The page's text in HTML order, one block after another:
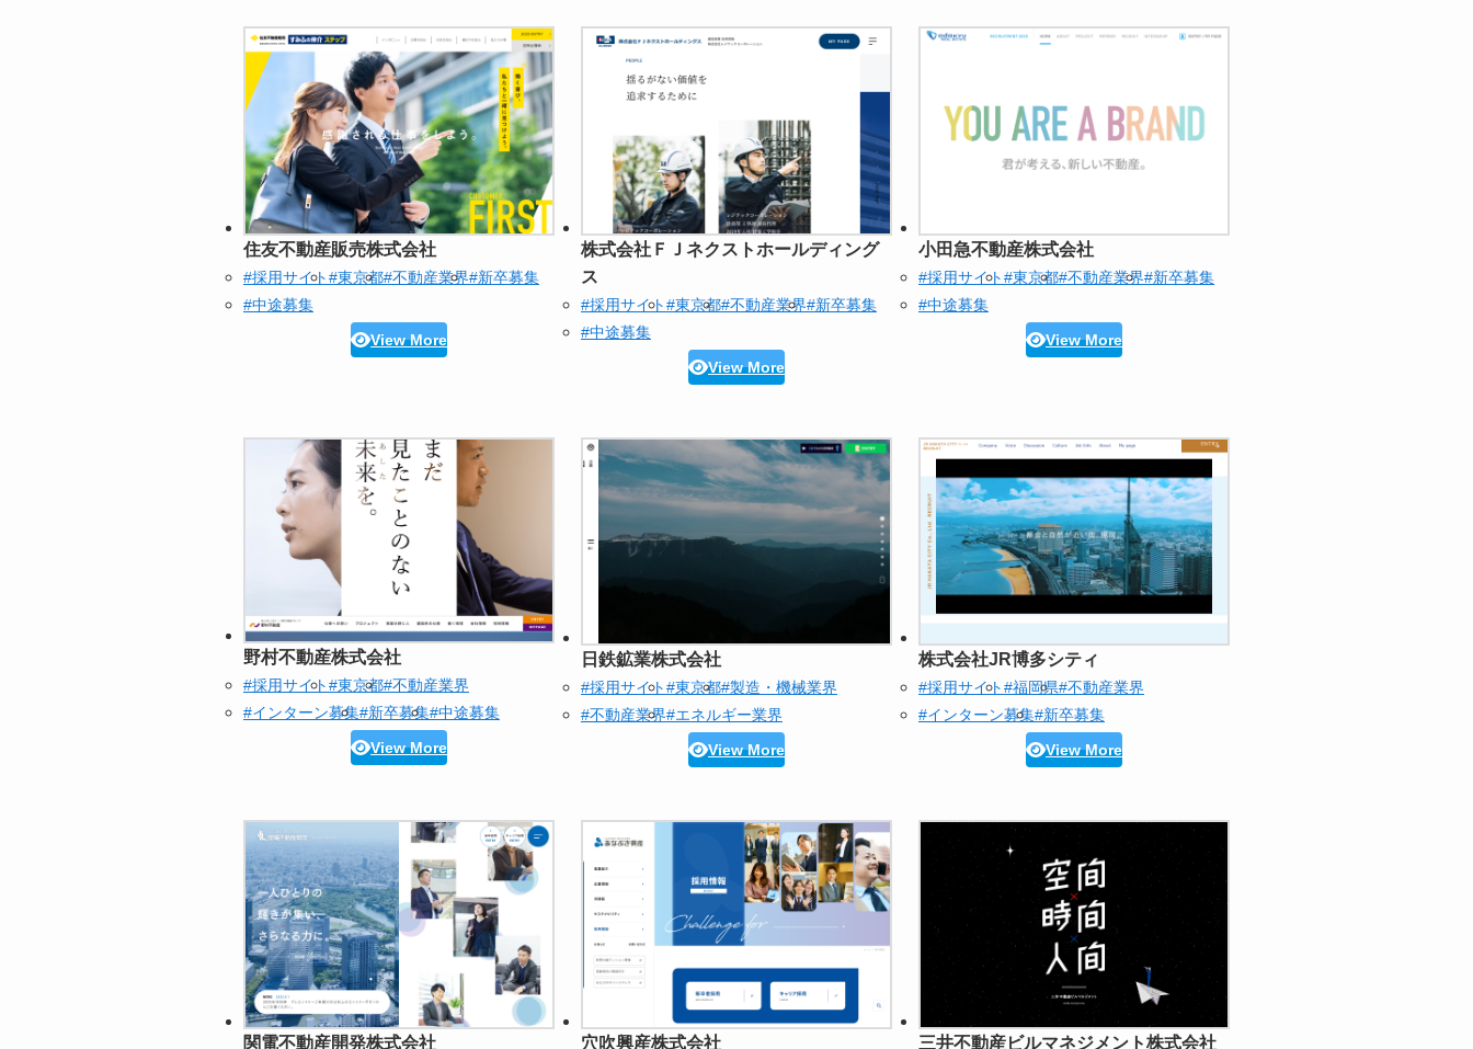
住友不動産販売株式会社
#採用サイト#東京都#不動産業界#新卒募集
#中途募集
View More
株式会社ＦＪネクストホールディング
ス
#採用サイト#東京都#不動産業界#新卒募集
#中途募集
View More
小田急不動産株式会社
#採用サイト#東京都#不動産業界#新卒募集
#中途募集
View More
野村不動産株式会社
#採用サイト#東京都#不動産業界
#インターン募集#新卒募集#中途募集
View More
日鉄鉱業株式会社
#採用サイト#東京都#製造・機械業界
#不動産業界#エネルギー業界
View More
株式会社JR博多シティ
#採用サイト#福岡県#不動産業界
#インターン募集#新卒募集
View More
関電不動産開発株式会社 穴吹興産株式会社 三井不動産ビルマネジメント株式会社